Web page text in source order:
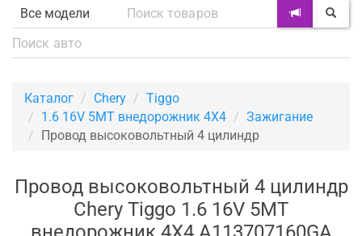
Каталог Chery
Tiggo
1.6 16V 5MT внедорожник 4X4
Зажигание
Провод высоковольтный 4 цилиндр
Провод высоковольтный 4 цилиндр
Chery Tiggo 1.6 16V 5MT